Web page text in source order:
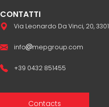
CONTATTI
Via Leonardo Da Vinci, 20,
info mepgroup.com
+39 0432 851455
Contacts